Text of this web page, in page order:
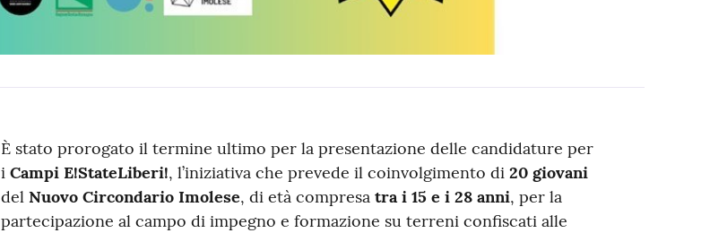
Contenuto
È stato prorogato il termine ultimo per la presentazione delle candidature per
i Campi E!StateLiberi!, l’iniziativa che prevede il coinvolgimento di 20 giovani
del Nuovo Circondario Imolese, di età compresa tra i 15 e i 28 anni, per la
partecipazione al campo di impegno e formazione su terreni confiscati alle